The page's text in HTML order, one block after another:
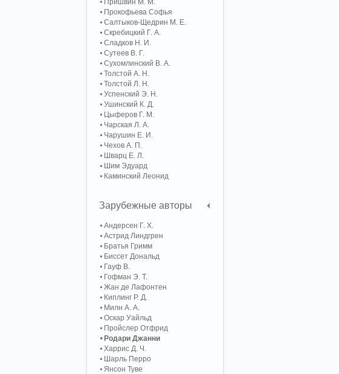
Пришвин М. М.
Прокофьева Софья
Салтыков-Щедрин М. Е.
Скребицкий Г. А.
Сладков Н. И.
Сутеев В. Г.
Сухомлинский В. А.
Толстой А. Н.
Толстой Л. Н.
Успенский Э. Н.
Ушинский К. Д.
Цыферов Г. М.
Чарская Л. А.
Чарушин Е. И.
Чехов А. П.
Шварц Е. Л.
Шим Эдуард
Каминский Леонид
Зарубежные авторы
Андерсен Г. Х.
Астрид Линдгрен
Братья Гримм
Биссет Дональд
Гауф В.
Гофман Э. Т.
Жан де Лафонтен
Киплинг Р. Д.
Милн А. А.
Оскар Уайльд
Пройслер Отфрид
Родари Джанни
Харрис Д. Ч.
Шарль Перро
Янсон Туве